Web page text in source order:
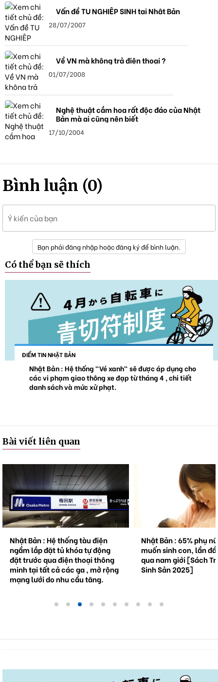
Vấn đề TU NGHIỆP SINH tại Nhật Bản
28/07/2007
Về VN mà không trả điện thoại ?
01/07/2008
Nghệ thuật cắm hoa rất độc đáo của Nhật
Bản mà ai cũng nên biết
17/10/2004
Bình luận (0)
Ý kiến của bạn
Bạn phải đăng nhập hoặc đăng ký để bình luận.
Có thể bạn sẽ thích
ĐIỂM TIN NHẬT BẢN
Nhật Bản : Hệ thống "Vé xanh" sẽ được áp dụng cho
các vi phạm giao thông xe đạp từ tháng 4 , chi tiết
danh sách và mức xử phạt.
Bài viết liên quan
Nhật Bản : Hệ thống tàu điện
ngầm lắp đặt tủ khóa tự động
đặt trước qua điện thoại thông
minh tại tất cả các ga , mở rộng
mạng lưới do nhu cầu tăng.
Nhật Bản : 65% phụ
muốn sinh con, lần
qua nam giới [Sách
Sinh Sản 2025]